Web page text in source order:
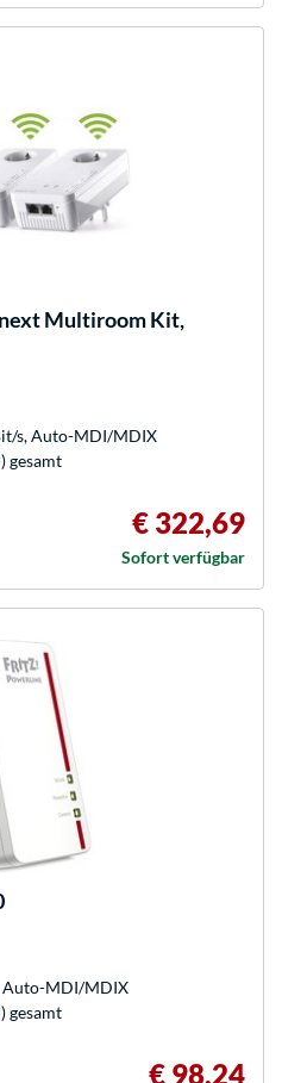
Multiroom Kit,
s, Auto-MDI/MDIX
gesamt
€ 322,69
Sofort verfügbar
Auto-MDI/MDIX
gesamt
€ 98,24